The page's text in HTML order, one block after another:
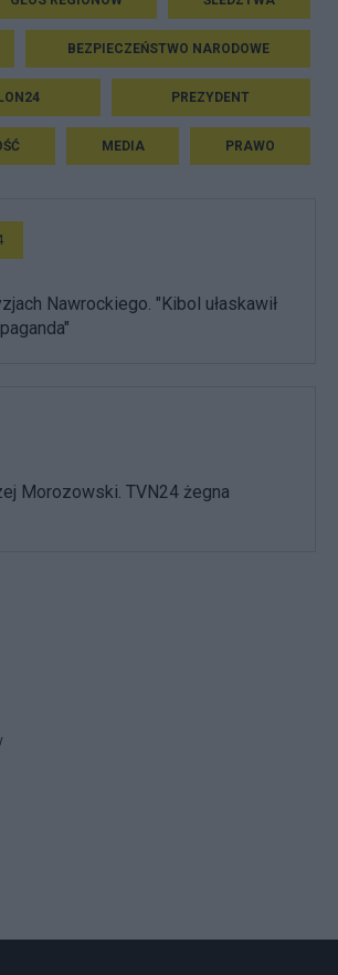
BEZPIECZEŃSTWO NARODOWE
PREZYDENT
MEDIA PRAWO
Nawrockiego. "Kibol ułaskawił
Morozowski. TVN24 żegna